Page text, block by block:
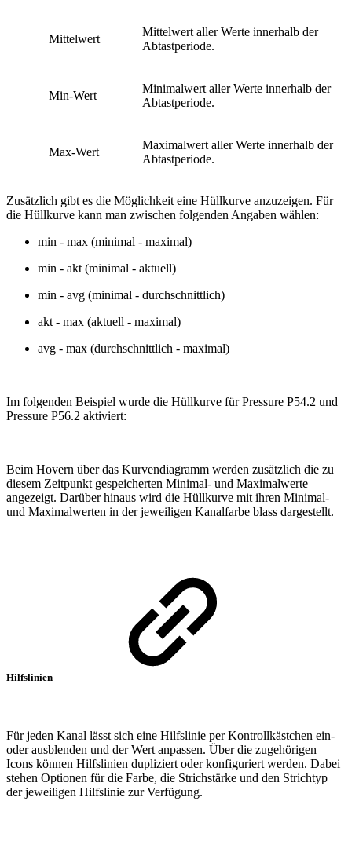
Mittelwert
Mittelwert aller Werte innerhalb der
Abtastperiode.
Min-Wert
Minimalwert aller Werte innerhalb der
Abtastperiode.
Max-Wert
Maximalwert aller Werte innerhalb der
Abtastperiode.
Zusätzlich gibt es die Möglichkeit eine Hüllkurve anzuzeigen. Für
die Hüllkurve kann man zwischen folgenden Angaben wählen:
min - max (minimal - maximal)
min - akt (minimal - aktuell)
min - avg (minimal - durchschnittlich)
akt - max (aktuell - maximal)
avg - max (durchschnittlich - maximal)
Im folgenden Beispiel wurde die Hüllkurve für Pressure P54.2 und
Pressure P56.2 aktiviert:
Beim Hovern über das Kurvendiagramm werden zusätzlich die zu
diesem Zeitpunkt gespeicherten Minimal- und Maximalwerte
angezeigt. Darüber hinaus wird die Hüllkurve mit ihren Minimal-
und Maximalwerten in der jeweiligen Kanalfarbe blass dargestellt.
Hilfslinien
Für jeden Kanal lässt sich eine Hilfslinie per Kontrollkästchen ein-
oder ausblenden und der Wert anpassen. Über die zugehörigen
Icons können Hilfslinien dupliziert oder konfiguriert werden. Dabei
stehen Optionen für die Farbe, die Strichstärke und den Strichtyp
der jeweiligen Hilfslinie zur Verfügung.